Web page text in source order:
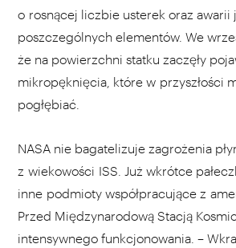
o rosnącej liczbie usterek oraz awarii
poszczególnych elementów. We
że na powierzchni statku zaczęły
mikropęknięcia, które w przyszłości
pogłębiać.
NASA nie bagatelizuje zagrożenia
z wiekowości ISS. Już wkrótce
inne podmioty współpracujące z
Przed Międzynarodową Stacją
intensywnego funkcjonowania. –